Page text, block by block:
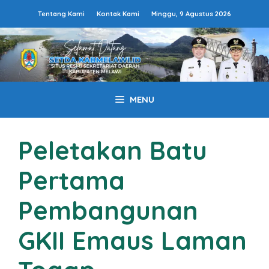
isi
Tentang Kami Kontak Kami Minggu, 9 Agustus 2026
MENU
Peletakan Batu
Pertama
Pembangunan
GKII Emaus Laman